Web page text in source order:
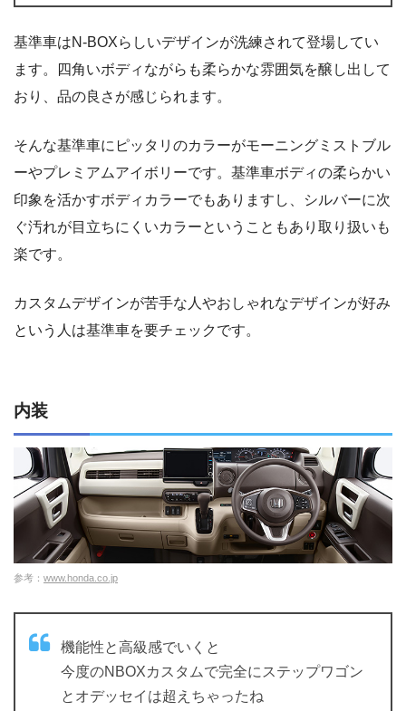
基準車はN-BOXらしいデザインが洗練されて登場してい
ます。四角いボディながらも柔らかな雰囲気を醸し出して
おり、品の良さが感じられます。
そんな基準車にピッタリのカラーがモーニングミストブル
ーやプレミアムアイボリーです。基準車ボディの柔らかい
印象を活かすボディカラーでもありますし、シルバーに次
ぐ汚れが目立ちにくいカラーということもあり取り扱いも
楽です。
カスタムデザインが苦手な人やおしゃれなデザインが好み
という人は基準車を要チェックです。
内装
参考： www.honda.co.jp
機能性と高級感でいくと
今度のNBOXカスタムで完全にステップワゴン
とオデッセイは超えちゃったね